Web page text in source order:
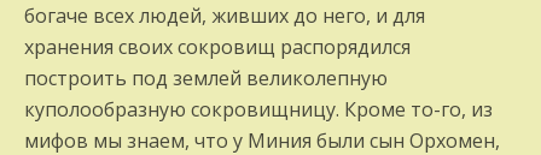
богаче всех людей, живших до него, и для
хранения своих сокровищ распорядился
построить под землей великолепную
куполообразную сокровищницу. Кроме то-го, из
мифов мы знаем, что у Миния были сын Орхомен,